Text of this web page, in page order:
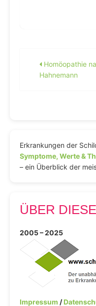
Homöopathie
Hahnemann
Erkrankungen der
Symptome, Werte &
– ein Überblick der
ÜBER
2005 – 2025
Impressum /